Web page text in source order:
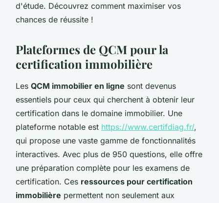
d'étude. Découvrez comment maximiser vos
chances de réussite !
Plateformes de QCM pour la
certification immobilière
Les QCM immobilier en ligne sont devenus
essentiels pour ceux qui cherchent à obtenir leur
certification dans le domaine immobilier. Une
plateforme notable est https://www.certifdiag.fr/,
qui propose une vaste gamme de fonctionnalités
interactives. Avec plus de 950 questions, elle offre
une préparation complète pour les examens de
certification. Ces ressources pour certification
immobilière permettent non seulement aux